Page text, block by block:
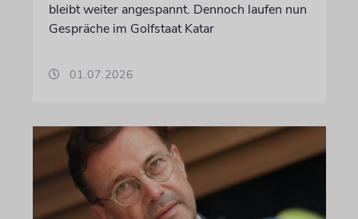
bleibt weiter angespannt. Dennoch laufen nun
Gespräche im Golfstaat Katar
01.07.2026